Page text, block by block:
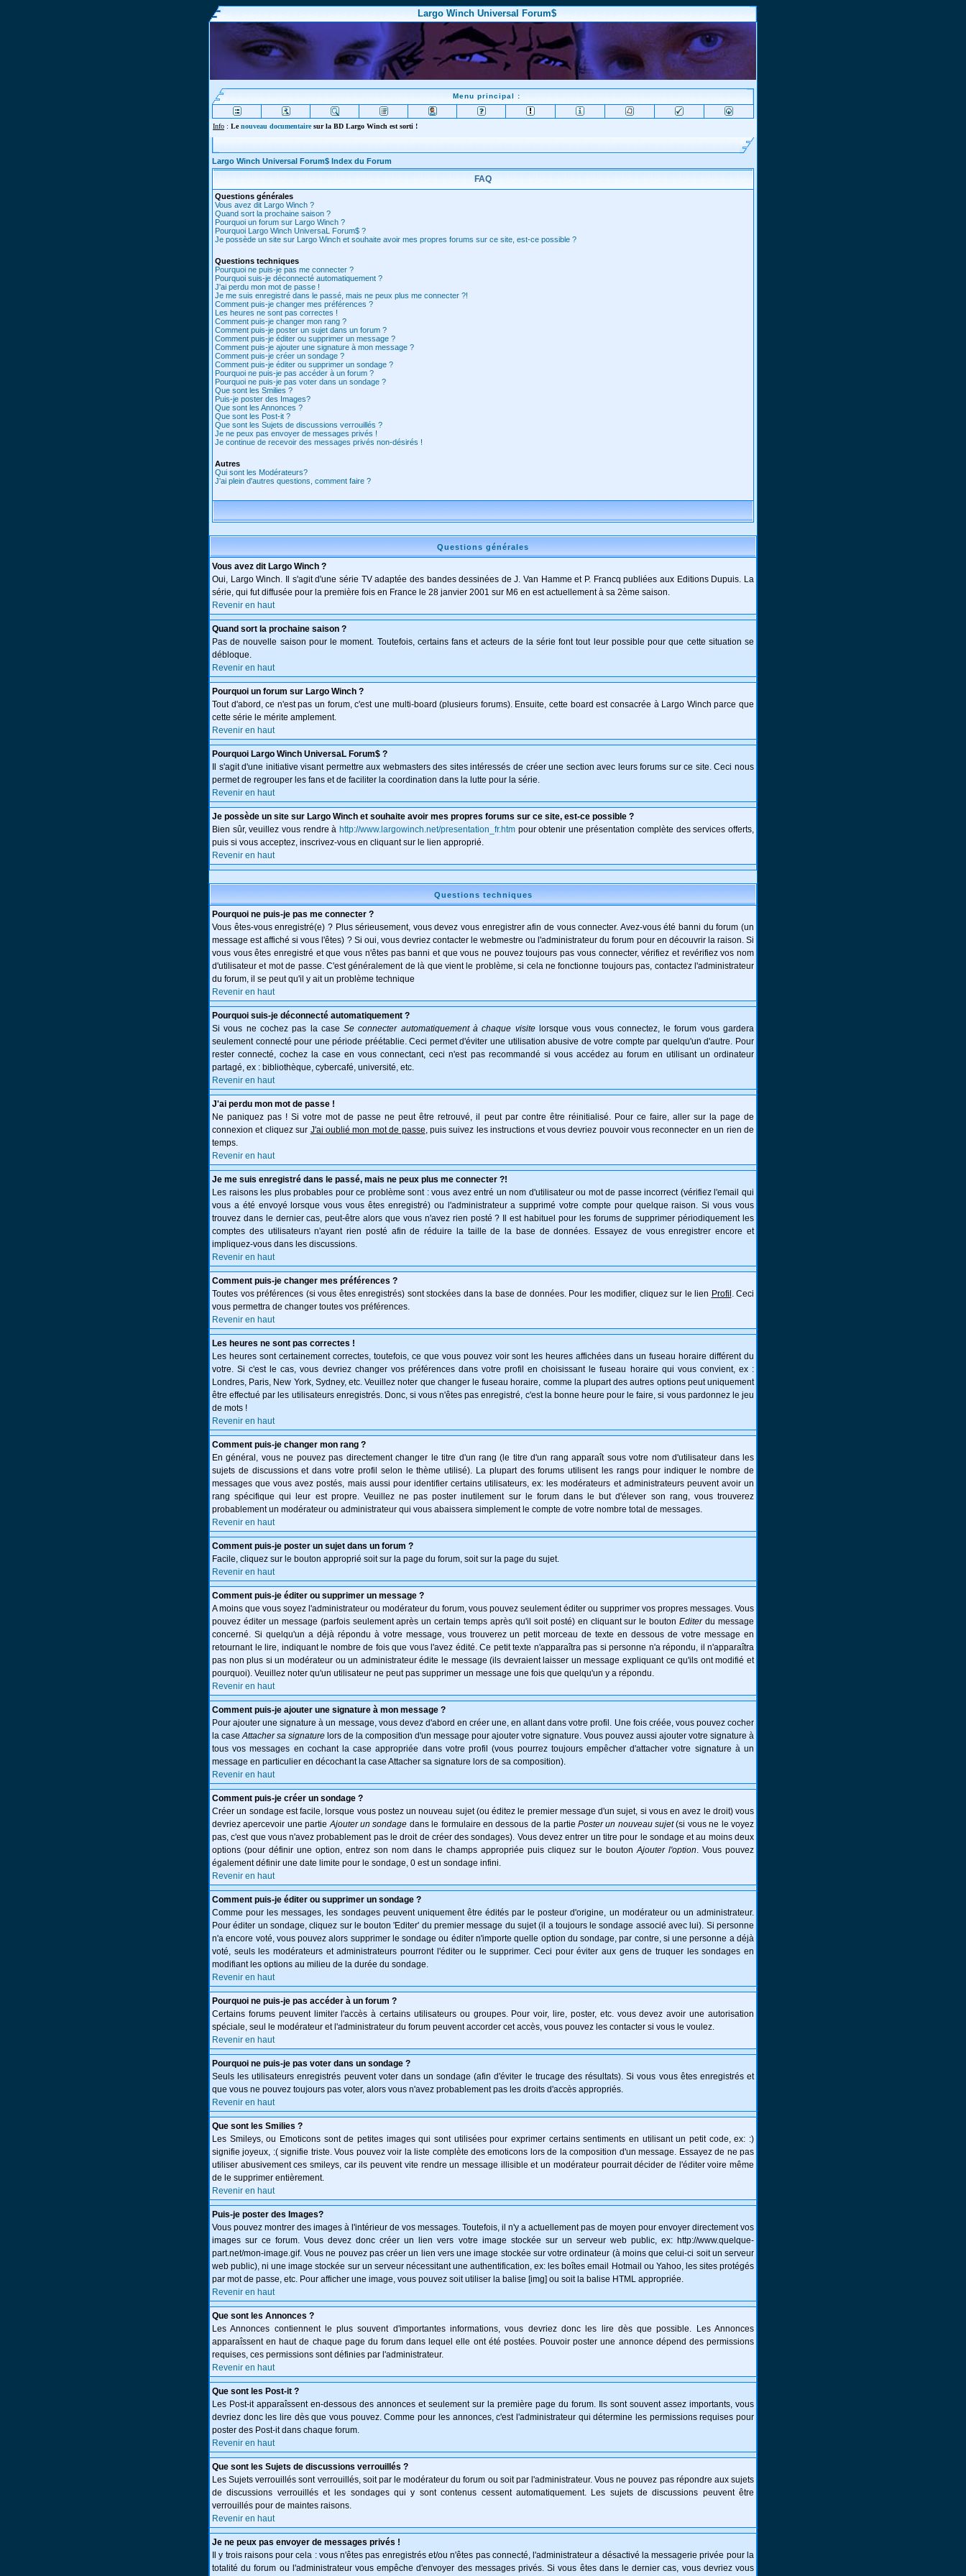
Largo Winch Universal Forum$
Menu principal :
Info : Lenouveau documentairesur la BD Largo Winch est sorti !
Largo Winch Universal Forum$ Index du Forum
FAQ
Questions générales
Vous avez dit Largo Winch ?
Quand sort la prochaine saison ?
Pourquoi un forum sur Largo Winch ?
Pourquoi Largo Winch UniversaL Forum$ ?
Je possède un site sur Largo Winch et souhaite avoir mes propres forums sur ce site, est-ce possible ?
Questions techniques
Pourquoi ne puis-je pas me connecter ?
Pourquoi suis-je déconnecté automatiquement ?
J'ai perdu mon mot de passe !
Je me suis enregistré dans le passé, mais ne peux plus me connecter ?!
Comment puis-je changer mes préférences ?
Les heures ne sont pas correctes !
Comment puis-je changer mon rang ?
Comment puis-je poster un sujet dans un forum ?
Comment puis-je éditer ou supprimer un message ?
Comment puis-je ajouter une signature à mon message ?
Comment puis-je créer un sondage ?
Comment puis-je éditer ou supprimer un sondage ?
Pourquoi ne puis-je pas accéder à un forum ?
Pourquoi ne puis-je pas voter dans un sondage ?
Que sont les Smilies ?
Puis-je poster des Images?
Que sont les Annonces ?
Que sont les Post-it ?
Que sont les Sujets de discussions verrouillés ?
Je ne peux pas envoyer de messages privés !
Je continue de recevoir des messages privés non-désirés !
Autres
Qui sont les Modérateurs?
J'ai plein d'autres questions, comment faire ?
Questions générales
Vous avez dit Largo Winch ?
Oui, Largo Winch. Il s'agit d'une série TV adaptée des bandes dessinées de J. Van Hamme et P. Francq publiées aux Editions Dupuis. La
série, qui fut diffusée pour la première fois en France le 28 janvier 2001 sur M6 en est actuellement à sa 2ème saison.
Revenir en haut
Quand sort la prochaine saison ?
Pas de nouvelle saison pour le moment. Toutefois, certains fans et acteurs de la série font tout leur possible pour que cette situation se
débloque.
Revenir en haut
Pourquoi un forum sur Largo Winch ?
Tout d'abord, ce n'est pas un forum, c'est une multi-board (plusieurs forums). Ensuite, cette board est consacrée à Largo Winch parce que
cette série le mérite amplement.
Revenir en haut
Pourquoi Largo Winch UniversaL Forum$ ?
Il s'agit d'une initiative visant permettre aux webmasters des sites intéressés de créer une section avec leurs forums sur ce site. Ceci nous
permet de regrouper les fans et de faciliter la coordination dans la lutte pour la série.
Revenir en haut
Je possède un site sur Largo Winch et souhaite avoir mes propres forums sur ce site, est-ce possible ?
Bien sûr, veuillez vous rendre à http://www.largowinch.net/presentation_fr.htmpour obtenir une présentation complète des services offerts,
puis si vous acceptez, inscrivez-vous en cliquant sur le lien approprié.
Revenir en haut
Questions techniques
Pourquoi ne puis-je pas me connecter ?
Vous êtes-vous enregistré(e) ? Plus sérieusement, vous devez vous enregistrer afin de vous connecter. Avez-vous été banni du forum (un
message est affiché si vous l'êtes) ? Si oui, vous devriez contacter le webmestre ou l'administrateur du forum pour en découvrir la raison. Si
vous vous êtes enregistré et que vous n'êtes pas banni et que vous ne pouvez toujours pas vous connecter, vérifiez et revérifiez vos nom
d'utilisateur et mot de passe. C'est généralement de là que vient le problème, si cela ne fonctionne toujours pas, contactez l'administrateur
du forum, il se peut qu'il y ait un problème technique
Revenir en haut
Pourquoi suis-je déconnecté automatiquement ?
Si vous ne cochez pas la caseSe connecter automatiquement à chaque visitelorsque vous vous connectez, le forum vous gardera
seulement connecté pour une période préétablie. Ceci permet d'éviter une utilisation abusive de votre compte par quelqu'un d'autre. Pour
rester connecté, cochez la case en vous connectant, ceci n'est pas recommandé si vous accédez au forum en utilisant un ordinateur
partagé, ex : bibliothèque, cybercafé, université, etc.
Revenir en haut
J'ai perdu mon mot de passe !
Ne paniquez pas ! Si votre mot de passe ne peut être retrouvé, il peut par contre être réinitialisé. Pour ce faire, aller sur la page de
connexion et cliquez sur J'ai oublié mon mot de passe, puis suivez les instructions et vous devriez pouvoir vous reconnecter en un rien de
temps.
Revenir en haut
Je me suis enregistré dans le passé, mais ne peux plus me connecter ?!
Les raisons les plus probables pour ce problème sont : vous avez entré un nom d'utilisateur ou mot de passe incorrect (vérifiez l'email qui
vous a été envoyé lorsque vous vous êtes enregistré) ou l'administrateur a supprimé votre compte pour quelque raison. Si vous vous
trouvez dans le dernier cas, peut-être alors que vous n'avez rien posté ? Il est habituel pour les forums de supprimer périodiquement les
comptes des utilisateurs n'ayant rien posté afin de réduire la taille de la base de données. Essayez de vous enregistrer encore et
impliquez-vous dans les discussions.
Revenir en haut
Comment puis-je changer mes préférences ?
Toutes vos préférences (si vous êtes enregistrés) sont stockées dans la base de données. Pour les modifier, cliquez sur le lien Profil . Ceci
vous permettra de changer toutes vos préférences.
Revenir en haut
Les heures ne sont pas correctes !
Les heures sont certainement correctes, toutefois, ce que vous pouvez voir sont les heures affichées dans un fuseau horaire différent du
votre. Si c'est le cas, vous devriez changer vos préférences dans votre profil en choisissant le fuseau horaire qui vous convient, ex :
Londres, Paris, New York, Sydney, etc. Veuillez noter que changer le fuseau horaire, comme la plupart des autres options peut uniquement
être effectué par les utilisateurs enregistrés. Donc, si vous n'êtes pas enregistré, c'est la bonne heure pour le faire, si vous pardonnez le jeu
de mots !
Revenir en haut
Comment puis-je changer mon rang ?
En général, vous ne pouvez pas directement changer le titre d'un rang (le titre d'un rang apparaît sous votre nom d'utilisateur dans les
sujets de discussions et dans votre profil selon le thème utilisé). La plupart des forums utilisent les rangs pour indiquer le nombre de
messages que vous avez postés, mais aussi pour identifier certains utilisateurs, ex: les modérateurs et administrateurs peuvent avoir un
rang spécifique qui leur est propre. Veuillez ne pas poster inutilement sur le forum dans le but d'élever son rang, vous trouverez
probablement un modérateur ou administrateur qui vous abaissera simplement le compte de votre nombre total de messages.
Revenir en haut
Comment puis-je poster un sujet dans un forum ?
Facile, cliquez sur le bouton approprié soit sur la page du forum, soit sur la page du sujet.
Revenir en haut
Comment puis-je éditer ou supprimer un message ?
A moins que vous soyez l'administrateur ou modérateur du forum, vous pouvez seulement éditer ou supprimer vos propres messages. Vous
pouvez éditer un message (parfois seulement après un certain temps après qu'il soit posté) en cliquant sur le boutonEditerdu message
concerné. Si quelqu'un a déjà répondu à votre message, vous trouverez un petit morceau de texte en dessous de votre message en
retournant le lire, indiquant le nombre de fois que vous l'avez édité. Ce petit texte n'apparaîtra pas si personne n'a répondu, il n'apparaîtra
pas non plus si un modérateur ou un administrateur édite le message (ils devraient laisser un message expliquant ce qu'ils ont modifié et
pourquoi). Veuillez noter qu'un utilisateur ne peut pas supprimer un message une fois que quelqu'un y a répondu.
Revenir en haut
Comment puis-je ajouter une signature à mon message ?
Pour ajouter une signature à un message, vous devez d'abord en créer une, en allant dans votre profil. Une fois créée, vous pouvez cocher
la caseAttacher sa signature lors de la composition d'un message pour ajouter votre signature. Vous pouvez aussi ajouter votre signature à
tous vos messages en cochant la case appropriée dans votre profil (vous pourrez toujours empêcher d'attacher votre signature à un
message en particulier en décochant la case Attacher sa signature lors de sa composition).
Revenir en haut
Comment puis-je créer un sondage ?
Créer un sondage est facile, lorsque vous postez un nouveau sujet (ou éditez le premier message d'un sujet, si vous en avez le droit) vous
devriez apercevoir une partieAjouter un sondage dans le formulaire en dessous de la partie Poster un nouveau sujet(si vous ne le voyez
pas, c'est que vous n'avez probablement pas le droit de créer des sondages). Vous devez entrer un titre pour le sondage et au moins deux
options (pour définir une option, entrez son nom dans le champs appropriée puis cliquez sur le boutonAjouter l'option. Vous pouvez
également définir une date limite pour le sondage, 0 est un sondage infini.
Revenir en haut
Comment puis-je éditer ou supprimer un sondage ?
Comme pour les messages, les sondages peuvent uniquement être édités par le posteur d'origine, un modérateur ou un administrateur.
Pour éditer un sondage, cliquez sur le bouton 'Editer' du premier message du sujet (il a toujours le sondage associé avec lui). Si personne
n'a encore voté, vous pouvez alors supprimer le sondage ou éditer n'importe quelle option du sondage, par contre, si une personne a déjà
voté, seuls les modérateurs et administrateurs pourront l'éditer ou le supprimer. Ceci pour éviter aux gens de truquer les sondages en
modifiant les options au milieu de la durée du sondage.
Revenir en haut
Pourquoi ne puis-je pas accéder à un forum ?
Certains forums peuvent limiter l'accès à certains utilisateurs ou groupes. Pour voir, lire, poster, etc. vous devez avoir une autorisation
spéciale, seul le modérateur et l'administrateur du forum peuvent accorder cet accès, vous pouvez les contacter si vous le voulez.
Revenir en haut
Pourquoi ne puis-je pas voter dans un sondage ?
Seuls les utilisateurs enregistrés peuvent voter dans un sondage (afin d'éviter le trucage des résultats). Si vous vous êtes enregistrés et
que vous ne pouvez toujours pas voter, alors vous n'avez probablement pas les droits d'accès appropriés.
Revenir en haut
Que sont les Smilies ?
Les Smileys, ou Emoticons sont de petites images qui sont utilisées pour exprimer certains sentiments en utilisant un petit code, ex: :)
signifie joyeux, :( signifie triste. Vous pouvez voir la liste complète des emoticons lors de la composition d'un message. Essayez de ne pas
utiliser abusivement ces smileys, car ils peuvent vite rendre un message illisible et un modérateur pourrait décider de l'éditer voire même
de le supprimer entièrement.
Revenir en haut
Puis-je poster des Images?
Vous pouvez montrer des images à l'intérieur de vos messages. Toutefois, il n'y a actuellement pas de moyen pour envoyer directement vos
images sur ce forum. Vous devez donc créer un lien vers votre image stockée sur un serveur web public, ex: http://www.quelque-
part.net/mon-image.gif. Vous ne pouvez pas créer un lien vers une image stockée sur votre ordinateur (à moins que celui-ci soit un serveur
web public), ni une image stockée sur un serveur nécessitant une authentification, ex: les boîtes email Hotmail ou Yahoo, les sites protégés
par mot de passe, etc. Pour afficher une image, vous pouvez soit utiliser la balise [img] ou soit la balise HTML appropriée.
Revenir en haut
Que sont les Annonces ?
Les Annonces contiennent le plus souvent d'importantes informations, vous devriez donc les lire dès que possible. Les Annonces
apparaîssent en haut de chaque page du forum dans lequel elle ont été postées. Pouvoir poster une annonce dépend des permissions
requises, ces permissions sont définies par l'administrateur.
Revenir en haut
Que sont les Post-it ?
Les Post-it apparaîssent en-dessous des annonces et seulement sur la première page du forum. Ils sont souvent assez importants, vous
devriez donc les lire dès que vous pouvez. Comme pour les annonces, c'est l'administrateur qui détermine les permissions requises pour
poster des Post-it dans chaque forum.
Revenir en haut
Que sont les Sujets de discussions verrouillés ?
Les Sujets verrouillés sont verrouillés, soit par le modérateur du forum ou soit par l'administrateur. Vous ne pouvez pas répondre aux sujets
de discussions verrouillés et les sondages qui y sont contenus cessent automatiquement. Les sujets de discussions peuvent être
verrouillés pour de maintes raisons.
Revenir en haut
Je ne peux pas envoyer de messages privés !
Il y trois raisons pour cela : vous n'êtes pas enregistrés et/ou n'êtes pas connecté, l'administrateur a désactivé la messagerie privée pour la
totalité du forum ou l'administrateur vous empêche d'envoyer des messages privés. Si vous êtes dans le dernier cas, vous devriez vous